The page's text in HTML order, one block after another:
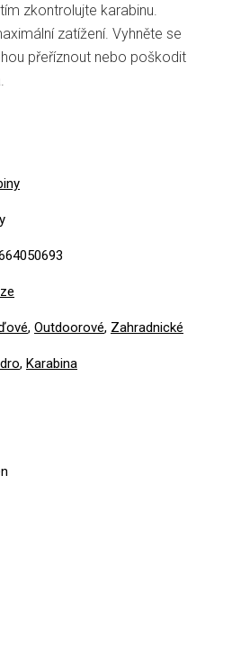
zkontrolujte karabinu.
zatížení. Vyhněte se
přeříznout nebo poškodit
, Outdoorové, Zahradnické
, Karabina